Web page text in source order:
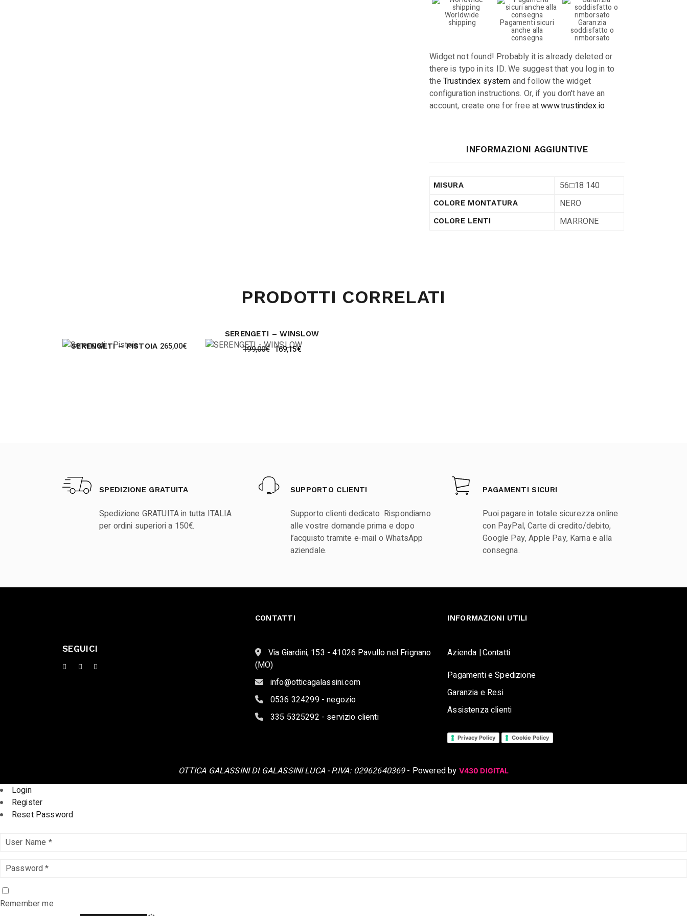
Worldwide
shipping Pagamenti sicuri
anche alla
consegna
Garanzia
soddisfatto o
rimborsato
Widget not found! Probably it is already deleted or
there is typo in its ID. We suggest that you log in to
the Trustindex system and follow the widget
configuration instructions. Or, if you don't have an
account, create one for free atwww.trustindex.io
INFORMAZIONI AGGIUNTIVE
MISURA 56□18 140
COLORE MONTATURA NERO
COLORE LENTI MARRONE
PRODOTTI CORRELATI
SERENGETI – PISTOIA 265,00€
SERENGETI – WINSLOW
199,00€ 169,15€
SPEDIZIONE GRATUITA
Spedizione GRATUITA in tutta ITALIA
per ordini superiori a 150€.
SUPPORTO CLIENTI
Supporto clienti dedicato. Rispondiamo
alle vostre domande prima e dopo
l’acquisto tramite e-mail o WhatsApp
aziendale.
PAGAMENTI SICURI
Puoi pagare in totale sicurezza online
con PayPal, Carte di credito/debito,
Google Pay, Apple Pay, Karna e alla
consegna.
SEGUICI
CONTATTI
Via Giardini, 153 - 41026 Pavullo nel Frignano
(MO)
info@otticagalassini.com
0536 324299 - negozio
335 5325292 - servizio clienti
INFORMAZIONI UTILI
Azienda |Contatti
Pagamenti e Spedizione
Garanzia e Resi
Assistenza clienti
Privacy Policy Cookie Policy
OTTICA GALASSINI DI GALASSINI LUCA - P.IVA: 02962640369- Powered by V430 DIGITAL
Login
Register
Reset Password
Remember me